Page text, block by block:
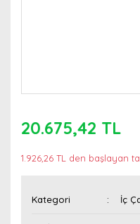
20.675,42 TL
1.926,26 TL den başlayan
Kategori İç